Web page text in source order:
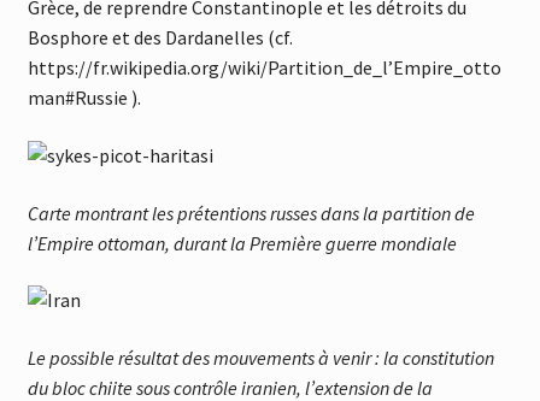
Grèce, de reprendre Constantinople et les détroits du
Bosphore et des Dardanelles (cf.
https://fr.wikipedia.org/wiki/Partition_de_l’Empire_otto
man#Russie ).
Carte montrant les prétentions russes dans la partition de
l’Empire ottoman, durant la Première guerre mondiale
Le possible résultat des mouvements à venir : la constitution
du bloc chiite sous contrôle iranien, l’extension de la